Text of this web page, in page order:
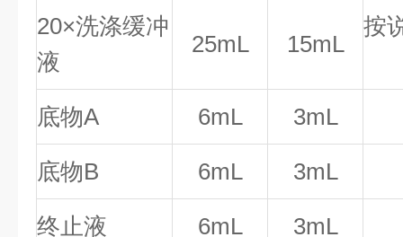
20×洗涤缓冲
液
25mL 15mL
按
底物A 6mL 3mL
底物B 6mL 3mL
终止液 6mL 3mL